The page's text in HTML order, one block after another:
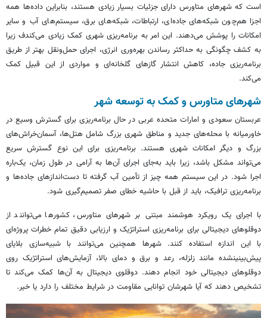
است که شهرهای متاورسدارای جزئیات بسیار زیادی هستند، بنابراین داده‌ها همه
اجزا هم‌چون شبکه‌های جاده‌ای، ارتباطات، شبکه‌های برق، سیستم‌های آب و سایر
امکانات را پوشش می‌دهند. این امر به برنامه‌ریزی شهری کمک زیادی می‌کندف زیرا
به کشف چگونگی به حداکثر رساندن بهره‌وری انرژی، اجرای حمل‌ونقل بهتر از طریق
برنامه‌ریزی جاده، کاهش انتشار گازهای گلخانه‌ای و مواردی از این قبیل کمک
می‌کند.
شهرهایمتاورسو کمک به توسعه شهر
عربستان سعودی و امارات متحده عربی در حال برنامه‌ریزی برای گسترش وسیع در
خاورمیانه با محله‌های جدید و مناطق شهری بزرگ شامل هتل‌ها، آسمان‌خراش‌های
بزرگ و دیگر امکانات شهری هستند. برنامه‌ریزی برای این نوع گسترش سریع
می‌تواند مشکل باشد، زیرا باید به‌جای اجرای آن‌ها به آرامی در طول زمان، یک‌باره
اجرا شود. در این سیستم همه چیز از تأمین آب گرفته تا دست‌اندازهای جاده‌ها و
برنامه‌ریزی ترافیک، باید از قبل با حاشیه خطای صفر تصمیم‌گیری شود.
با اجرای یک رویکرد هوشمند مبتنی بر شهرهای متاورس، کشورها می‌توانند از
دوقلوهای دیجیتالی برای برنامه‌ریزی استراتژیک و ارزیابی دقیق تمام خطرات پروژه‌ای
با این اندازه استفاده کنند. شهرها همچنین می‌توانند با شبیه‌سازی بلایای
پیش‌بینی‎نشده مانند زلزله، رعد و برق و دمای بالا، آزمایش‌های استراتژیک روی
دوقلوهای دیجیتالی خود انجام دهند. دوقلوی دیجیتال به آن‌ها کمک می‌کند تا
تشخیص دهند که آیا شهرشان توانایی مقاومت در شرایط مختلف را دارد یا خیر.